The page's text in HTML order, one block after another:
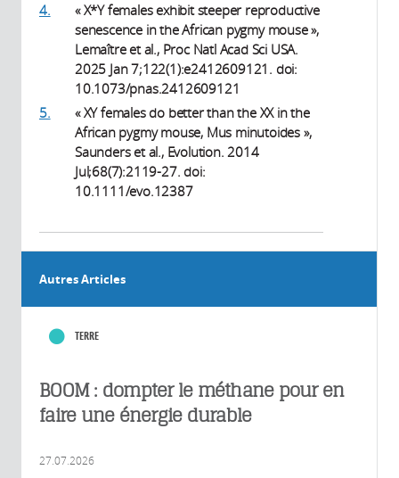
4.
« X*Y females exhibit steeper reproductive
senescence in the African pygmy mouse »,
Lemaître et al., Proc Natl Acad Sci USA.
2025 Jan 7;122(1):e2412609121. doi:
10.1073/pnas.2412609121
5.
« XY females do better than the XX in the
African pygmy mouse, Mus minutoides »,
Saunders et al., Evolution. 2014
Jul;68(7):2119-27. doi:
10.1111/evo.12387
Autres Articles
TERRE
BOOM : dompter le méthane pour en
faire une énergie durable
27.07.2026